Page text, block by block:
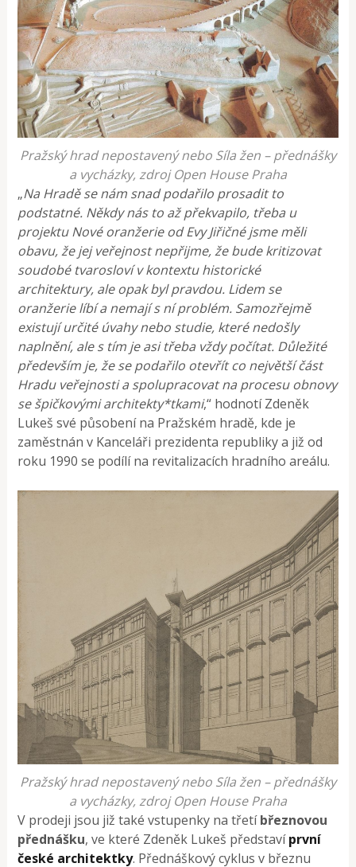
Pražský hrad nepostavený nebo Síla žen – přednášky
a vycházky, zdroj Open House Praha
„Na Hradě se nám snad podařilo prosadit to
podstatné. Někdy nás to až překvapilo, třeba u
projektu Nové oranžerie od Evy Jiřičné jsme měli
obavu, že jej veřejnost nepřijme, že bude kritizovat
soudobé tvarosloví v kontextu historické
architektury, ale opak byl pravdou. Lidem se
oranžerie líbí a nemají s ní problém. Samozřejmě
existují určité úvahy nebo studie, které nedošly
naplnění, ale s tím je asi třeba vždy počítat. Důležité
především je, že se podařilo otevřít co největší část
Hradu veřejnosti a spolupracovat na procesu obnovy
se špičkovými architekty*tkami,“ hodnotí Zdeněk
Lukeš své působení na Pražském hradě, kde je
zaměstnán v Kanceláři prezidenta republiky a již od
roku 1990 se podílí na revitalizacích hradního areálu.
Pražský hrad nepostavený nebo Síla žen – přednášky
a vycházky, zdroj Open House Praha
V prodeji jsou již také vstupenky na třetíbřeznovou
přednášku, ve které Zdeněk Lukeš představíprvní
české architektky. Přednáškový cyklus v březnu